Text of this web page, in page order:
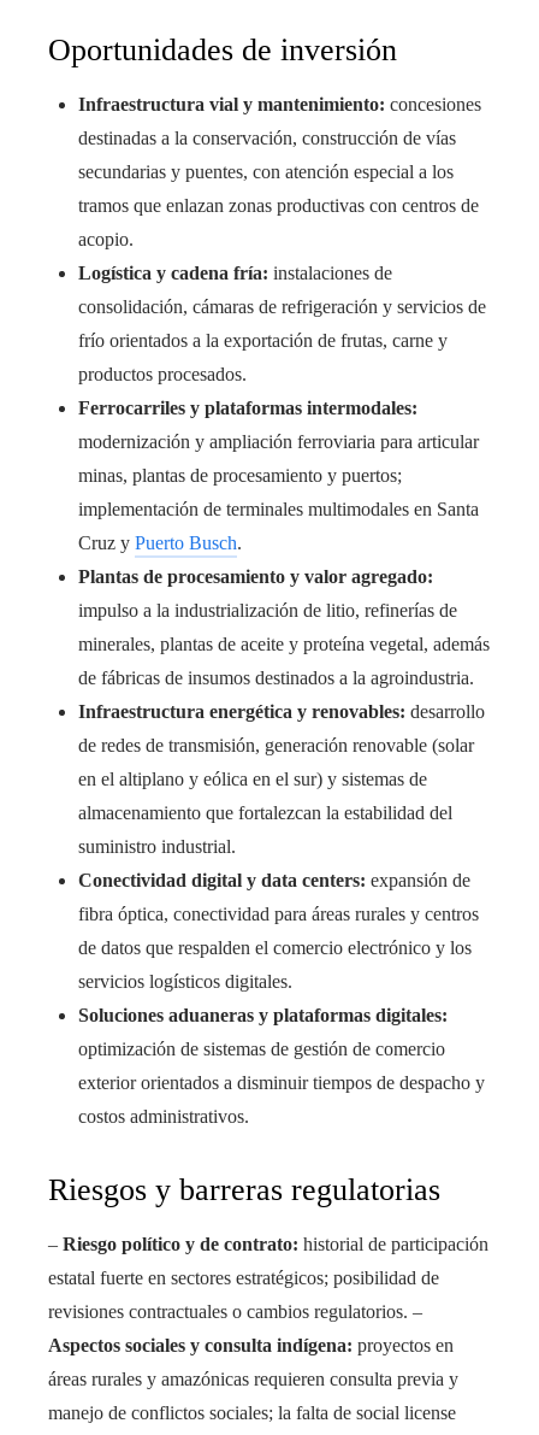
Oportunidades de inversión
Infraestructura vial y mantenimiento: concesiones
destinadas a la conservación, construcción de vías
secundarias y puentes, con atención especial a los
tramos que enlazan zonas productivas con centros de
acopio.
Logística y cadena fría: instalaciones de
consolidación, cámaras de refrigeración y servicios de
frío orientados a la exportación de frutas, carne y
productos procesados.
Ferrocarriles y plataformas intermodales:
modernización y ampliación ferroviaria para articular
minas, plantas de procesamiento y puertos;
implementación de terminales multimodales en Santa
Cruz y Puerto Busch.
Plantas de procesamiento y valor agregado:
impulso a la industrialización de litio, refinerías de
minerales, plantas de aceite y proteína vegetal, además
de fábricas de insumos destinados a la agroindustria.
Infraestructura energética y renovables: desarrollo
de redes de transmisión, generación renovable (solar
en el altiplano y eólica en el sur) y sistemas de
almacenamiento que fortalezcan la estabilidad del
suministro industrial.
Conectividad digital y data centers: expansión de
fibra óptica, conectividad para áreas rurales y centros
de datos que respalden el comercio electrónico y los
servicios logísticos digitales.
Soluciones aduaneras y plataformas digitales:
optimización de sistemas de gestión de comercio
exterior orientados a disminuir tiempos de despacho y
costos administrativos.
Riesgos y barreras regulatorias
– Riesgo político y de contrato: historial de participación
estatal fuerte en sectores estratégicos; posibilidad de
revisiones contractuales o cambios regulatorios. –
Aspectos sociales y consulta indígena: proyectos en
áreas rurales y amazónicas requieren consulta previa y
manejo de conflictos sociales; la falta de social license